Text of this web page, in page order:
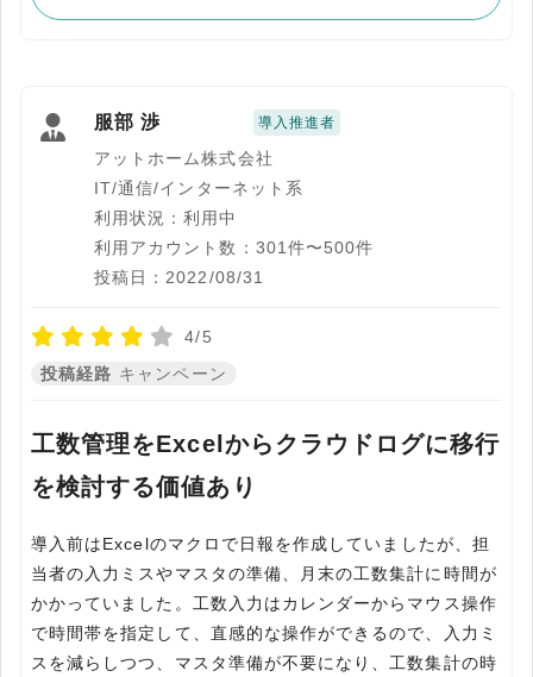
服部 渉 導入推進者
アットホーム株式会社
IT/通信/インターネット系
利用状況：利用中
利用アカウント数：301件〜500件
投稿日：2022/08/31
4/5
投稿経路 キャンペーン
工数管理をExcelからクラウドログに移行
を検討する価値あり
導入前はExcelのマクロで日報を作成していましたが、担
当者の入力ミスやマスタの準備、月末の工数集計に時間が
かかっていました。工数入力はカレンダーからマウス操作
で時間帯を指定して、直感的な操作ができるので、入力ミ
スを減らしつつ、マスタ準備が不要になり、工数集計の時